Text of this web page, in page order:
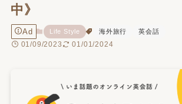
中》
Ad Life Style 海外旅行 英会話
01/09/2023 01/01/2024